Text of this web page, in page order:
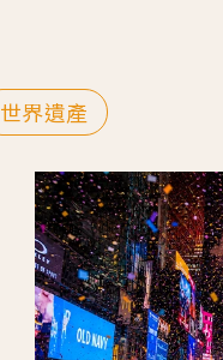
世界遺產